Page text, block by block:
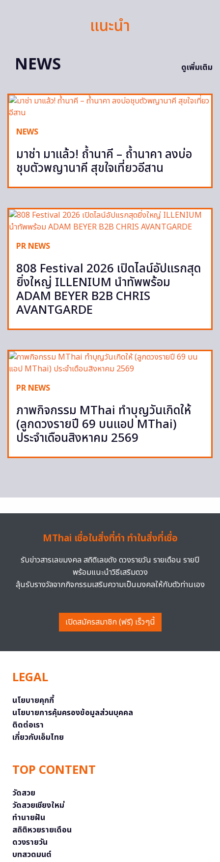
แนะนำ
NEWS
ดูเพิ่มเติม
NEWS
มาช่า มาแล้ว! ถ้ำนาคี – ถ้ำนาคา ลงบ่อ
ชุบตัวพญานาคี สุขใจเที่ยวอีสาน
PR NEWS
808 Festival 2026 เปิดไลน์อัปแรกสุด
ยิ่งใหญ่ ILLENIUM นำทัพพร้อม
ADAM BEYER B2B CHRIS
AVANTGARDE
PR NEWS
ภาพกิจกรรม MThai ทำบุญวันเกิดให้
(ลูกดวงรายปี 69 บนแอป MThai)
ประจำเดือนสิงหาคม 2569
MThai เชื่อในสิ่งที่ทำ ทำในสิ่งที่เชื่อ
รับข่าวสารเลขมงคล สถิติเลขดัง ดวงรายวัน รายเดือน รายปี
พร้อมแนะนำวิธีเสริมดวง
ลุ้นรับรางวัลจากกิจกรรมเสริมความเป็นมงคลให้กับตัวท่านเอง
เปิดสมัครสมาชิก (ฟรี) เร็วๆนี้
LEGAL
นโยบายคุกกี้
นโยบายการคุ้มครองข้อมูลส่วนบุคคล
ติดต่อเรา
เกี่ยวกับเอ็มไทย
TOP CONTENT
วัดสวย
วัดสวยเชียงใหม่
ทำนายฝัน
สถิติหวยรายเดือน
ดวงรายวัน
บทสวดมนต์